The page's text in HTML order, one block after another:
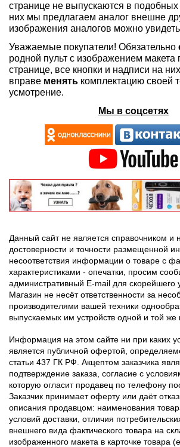
странице не выпускаются в подобных
них мы предлагаем аналог внешне
изображения аналогов можно увидеть
Уважаемые покупатели! Обязательно
родной пульт с изображением макета
странице, все кнопки и надписи на
вправе менять комплектацию своей
усмотрение.
Мы в соцсетях
Данный сайт не является справочником и
достоверности и точности размещенной
несоответствия информации о товаре с
характеристиками - опечатки, просим
административный E-mail для скорейшего
Магазин не несёт ответственности за
производителями вашей техники
выпускаемых им устройств одной и той же
Информация на этом сайте ни при каких
является публичной офертой,
статьи 437 ГК РФ. Акцептом заказчика
подтверждение заказа, согласие с
которую огласит продавец по телефону
Заказчик принимает оферту или даёт
описания продавцом: наименования
условий доставки, отличия
внешнего вида фактического товара на
изображенного макета в карточке товара